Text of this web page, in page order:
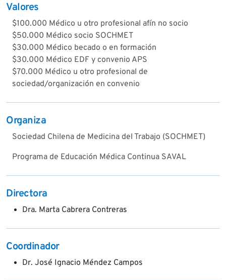
Valores
$100.000 Médico u otro profesional afín no socio
$50.000 Médico socio SOCHMET
$30.000 Médico becado o en formación
$30.000 Médico EDF y convenio APS
$70.000 Médico u otro profesional de
sociedad/organización en convenio
Organiza
Sociedad Chilena de Medicina del Trabajo (SOCHMET)
Programa de Educación Médica Continua SAVAL
Directora
Dra. Marta Cabrera Contreras
Coordinador
Dr. José Ignacio Méndez Campos